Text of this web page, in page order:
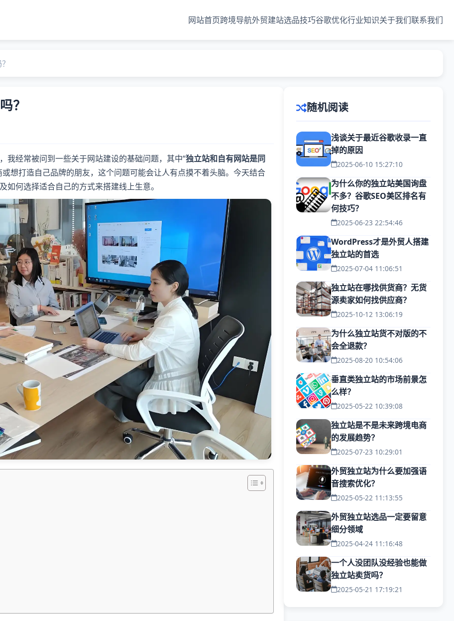
网站首页跨境导航外贸建站选品技巧谷歌优化行业知识关于我们联系我们
？
我经常被问到一些关于网站建设的基础问题，其中“独立站和自有网站是同
想打造自己品牌的朋友，这个问题可能会让人有点摸不着头脑。今天结合
何选择适合自己的方式来搭建线上生意。
随机阅读
浅谈关于最近谷歌收录一直
掉的原因
2025-06-10 15:27:10
为什么你的独立站美国询盘
不多？谷歌SEO美区排名有
何技巧？
2025-06-23 22:54:46
WordPress才是外贸人搭建
独立站的首选
2025-07-04 11:06:51
独立站在哪找供货商？无货
源卖家如何找供应商？
2025-10-12 13:06:19
为什么独立站货不对版的不
会全退款？
2025-08-20 10:54:06
垂直类独立站的市场前景怎
么样？
2025-05-22 10:39:08
独立站是不是未来跨境电商
的发展趋势？
2025-07-23 10:29:01
外贸独立站为什么要加强语
音搜索优化？
2025-05-22 11:13:55
外贸独立站选品一定要留意
细分领域
2025-04-24 11:16:48
一个人没团队没经验也能做
独立站卖货吗？
2025-05-21 17:19:21